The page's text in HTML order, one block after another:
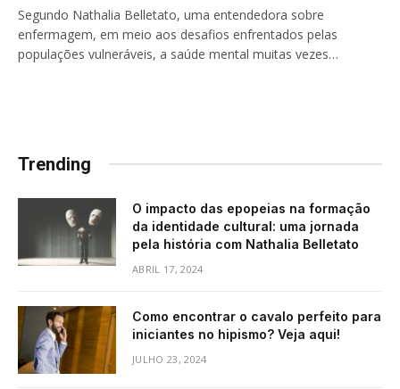
Segundo Nathalia Belletato, uma entendedora sobre
enfermagem, em meio aos desafios enfrentados pelas
populações vulneráveis, a saúde mental muitas vezes…
Trending
O impacto das epopeias na formação
da identidade cultural: uma jornada
pela história com Nathalia Belletato
ABRIL 17, 2024
Como encontrar o cavalo perfeito para
iniciantes no hipismo? Veja aqui!
JULHO 23, 2024